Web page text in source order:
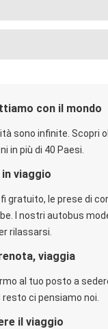
con il mondo
sono infinite. Scopri
in più di 40 Paesi.
viaggio
gratuito, le prese di
I nostri autobus
rilassarsi.
viaggia
al tuo posto a
ci pensiamo noi.
il viaggio